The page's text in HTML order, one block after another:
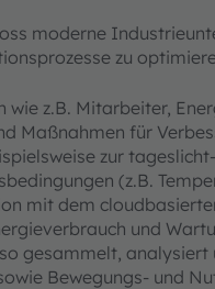
moderne
zu
z.B. Mitarbeiter,
Maßnahmen für
zur
(z.B.
mit dem
und
gesammelt,
Bewegungs- und